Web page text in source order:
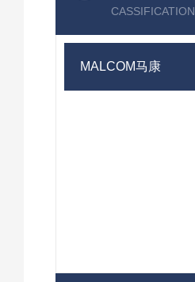
CASSIFICATION
MALCOM马康